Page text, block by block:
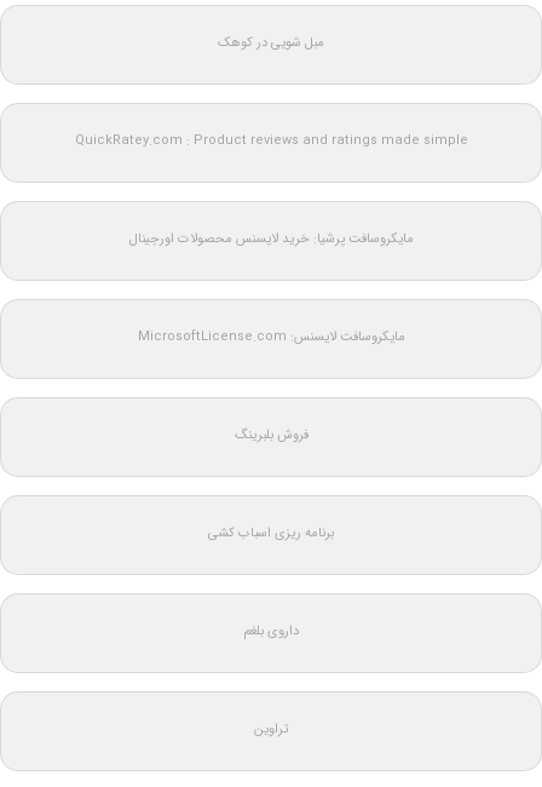
مبل شویی در کوهک
QuickRatey.com : Product reviews and ratings made simple
مایکروسافت پرشیا: خرید لایسنس محصولات اورجینال
مایکروسافت لایسنس: MicrosoftLicense.com
فروش بلبرینگ
برنامه ریزی اسباب کشی
داروی بلغم
تراوین